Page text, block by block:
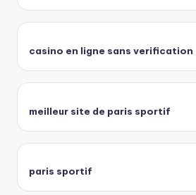
casino en ligne sans verification
meilleur site de paris sportif
paris sportif